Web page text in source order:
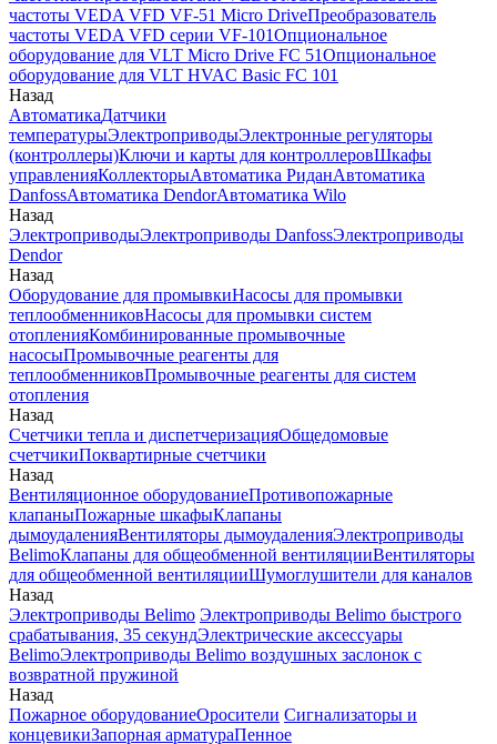
частоты VEDA VFD VF-51 Micro DriveПреобразователь
частоты VEDA VFD серии VF-101Опциональное
оборудование для VLT Micro Drive FC 51Опциональное
оборудование для VLT HVAC Basic FC 101
Назад
АвтоматикаДатчики
температурыЭлектроприводыЭлектронные регуляторы
(контроллеры)Ключи и карты для контроллеровШкафы
управленияКоллекторыАвтоматика РиданАвтоматика
DanfossАвтоматика DendorАвтоматика Wilo
Назад
ЭлектроприводыЭлектроприводы DanfossЭлектроприводы
Dendor
Назад
Оборудование для промывкиНасосы для промывки
теплообменниковНасосы для промывки систем
отопленияКомбинированные промывочные
насосыПромывочные реагенты для
теплообменниковПромывочные реагенты для систем
отопления
Назад
Счетчики тепла и диспетчеризацияОбщедомовые
счетчикиПоквартирные счетчики
Назад
Вентиляционное оборудованиеПротивопожарные
клапаныПожарные шкафыКлапаны
дымоудаленияВентиляторы дымоудаленияЭлектроприводы
BelimoКлапаны для общеобменной вентиляцииВентиляторы
для общеобменной вентиляцииШумоглушители для каналов
Назад
Электроприводы Belimo Электроприводы Belimo быстрого
срабатывания, 35 секундЭлектрические аксессуары
BelimoЭлектроприводы Belimo воздушных заслонок c
возвратной пружиной
Назад
Пожарное оборудованиеОросители Сигнализаторы и
концевикиЗапорная арматураПенное